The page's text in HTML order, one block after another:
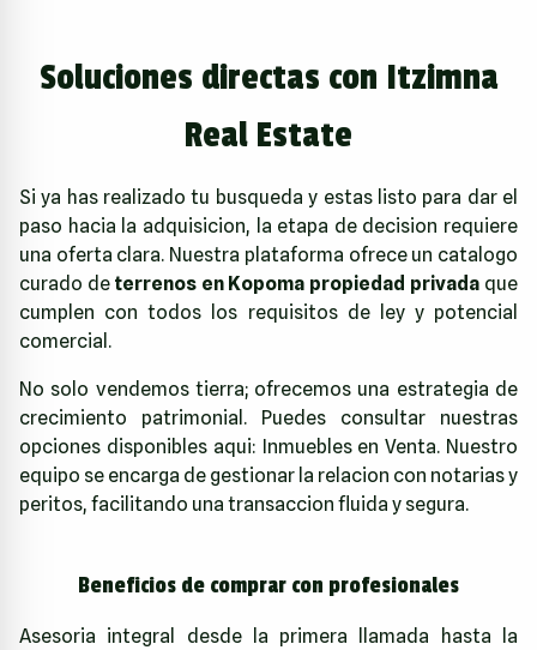
Soluciones directas con Itzimna
Real Estate
Si ya has realizado tu busqueda y estas listo para dar el
paso hacia la adquisicion, la etapa de decision requiere
una oferta clara. Nuestra plataforma ofrece un catalogo
curado de terrenos en Kopoma propiedad privada que
cumplen con todos los requisitos de ley y potencial
comercial.
No solo vendemos tierra; ofrecemos una estrategia de
crecimiento patrimonial. Puedes consultar nuestras
opciones disponibles aqui: Inmuebles en Venta. Nuestro
equipo se encarga de gestionar la relacion con notarias y
peritos, facilitando una transaccion fluida y segura.
Beneficios de comprar con profesionales
Asesoria integral desde la primera llamada hasta la